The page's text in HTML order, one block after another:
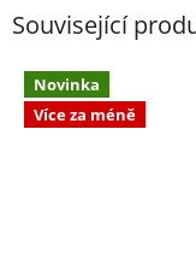
Související
Novinka
Více za méně